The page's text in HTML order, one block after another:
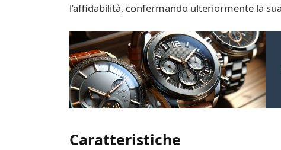
l’affidabilità, confermando ulteriormente la
Caratteristiche